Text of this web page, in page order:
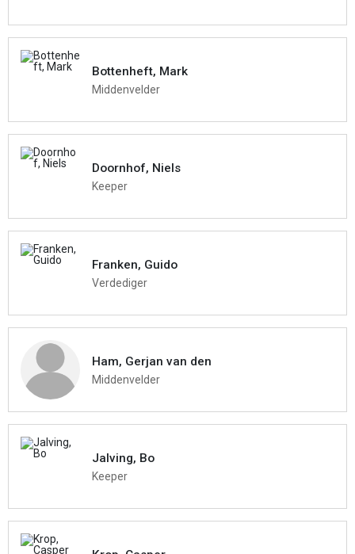
Bottenheft, Mark
Middenvelder
Doornhof, Niels
Keeper
Franken, Guido
Verdediger
Ham, Gerjan van den
Middenvelder
Jalving, Bo
Keeper